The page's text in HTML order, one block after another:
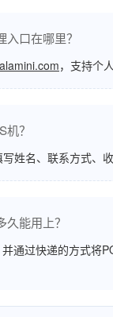
口在哪里？
，支持个
？
姓名、联系方式、
能用上？
通过快递的方式将